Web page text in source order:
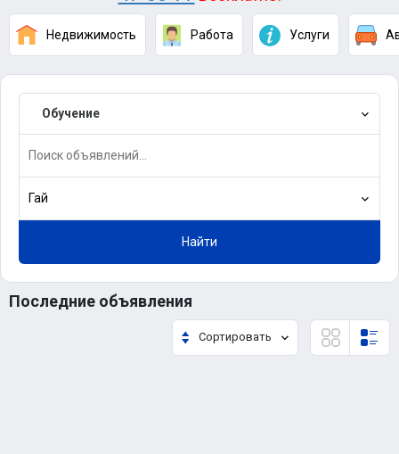
Недвижимость Работа Услуги
Обучение
Гай
Найти
Последние объявления
Сортировать